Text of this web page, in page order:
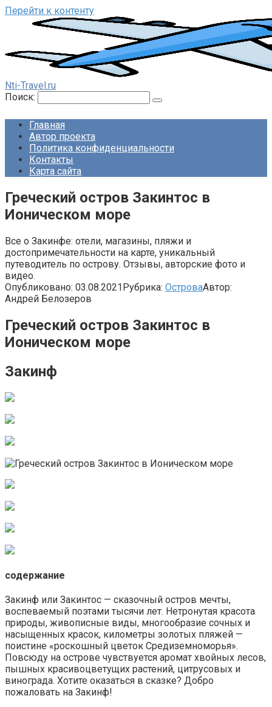
Перейти к контенту
Nti-Travel.ru
Поиск:
Главная
Автор проекта
Политика конфиденциальности
Контакты
Карта сайта
Греческий остров Закинтос в
Ионическом море
Все о Закинфе: отели, магазины, пляжи и
достопримечательности на карте, уникальный
путеводитель по острову. Отзывы, авторские фото и
видео.
Опубликовано: 03.08.2021Рубрика: ОстроваАвтор:
Андрей Белозеров
Греческий остров Закинтос в
Ионическом море
Закинф
содержание
Закинф или Закинтос — сказочный остров мечты,
воспеваемый поэтами тысячи лет. Нетронутая красота
природы, живописные виды, многообразие сочных и
насыщенных красок, километры золотых пляжей —
поистине «роскошный цветок Средиземноморья».
Повсюду на острове чувствуется аромат хвойных лесов,
пышных красивоцветущих растений, цитрусовых и
винограда. Хотите оказаться в сказке? Добро
пожаловать на Закинф!